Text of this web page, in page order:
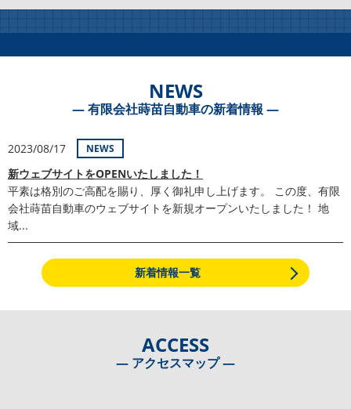
NEWS
― 有限会社蒔苗自動車の新着情報 ―
2023/08/17 NEWS
新ウェブサイトをOPENいたしました！
平素は格別のご高配を賜り、厚く御礼申し上げます。 この度、有限
会社蒔苗自動車のウェブサイトを新規オープンいたしました！ 地
域...
新着情報一覧
ACCESS
― アクセスマップ ―